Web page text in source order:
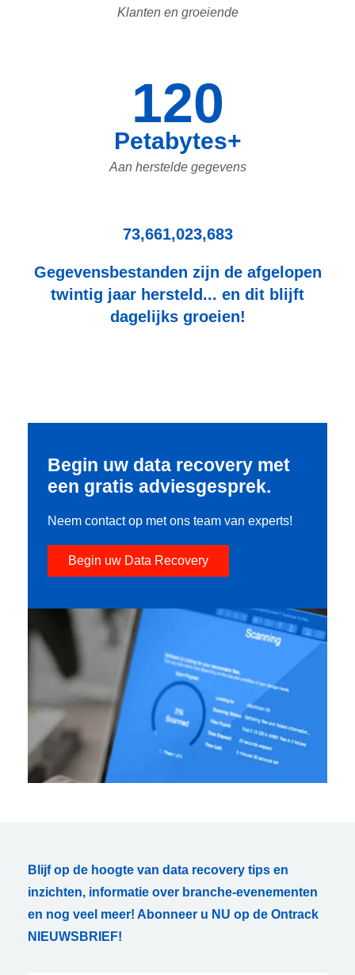
Klanten en groeiende
120
Petabytes+
Aan herstelde gegevens
73,661,023,683
Gegevensbestanden zijn de afgelopen
twintig jaar hersteld... en dit blijft
dagelijks groeien!
Begin uw data recovery met
een gratis adviesgesprek.
Neem contact op met ons team van experts!
Begin uw Data Recovery
Blijf op de hoogte van data recovery tips en
inzichten, informatie over branche-evenementen
en nog veel meer! Abonneer u NU op de Ontrack
NIEUWSBRIEF!